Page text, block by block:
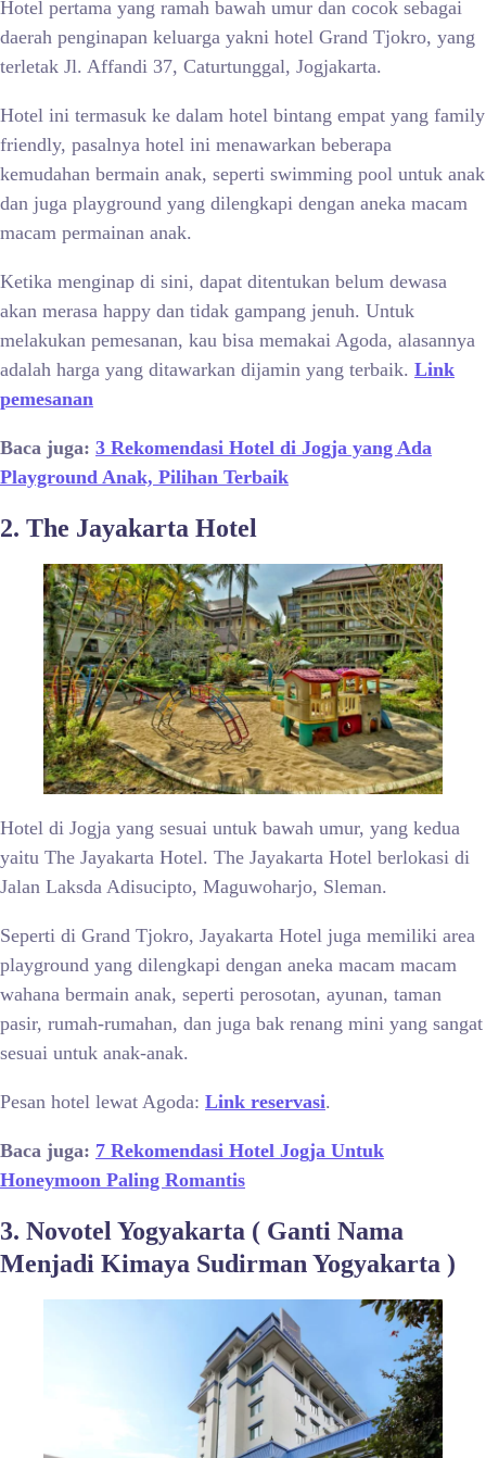
Hotel pertama yang ramah bawah umur dan cocok sebagai
daerah penginapan keluarga yakni hotel Grand Tjokro, yang
terletak Jl. Affandi 37, Caturtunggal, Jogjakarta.
Hotel ini termasuk ke dalam hotel bintang empat yang family
friendly, pasalnya hotel ini menawarkan beberapa
kemudahan bermain anak, seperti swimming pool untuk anak
dan juga playground yang dilengkapi dengan aneka macam
macam permainan anak.
Ketika menginap di sini, dapat ditentukan belum dewasa
akan merasa happy dan tidak gampang jenuh. Untuk
melakukan pemesanan, kau bisa memakai Agoda, alasannya
adalah harga yang ditawarkan dijamin yang terbaik. Link
pemesanan
Baca juga: 3 Rekomendasi Hotel di Jogja yang Ada
Playground Anak, Pilihan Terbaik
2. The Jayakarta Hotel
Hotel di Jogja yang sesuai untuk bawah umur, yang kedua
yaitu The Jayakarta Hotel. The Jayakarta Hotel berlokasi di
Jalan Laksda Adisucipto, Maguwoharjo, Sleman.
Seperti di Grand Tjokro, Jayakarta Hotel juga memiliki area
playground yang dilengkapi dengan aneka macam macam
wahana bermain anak, seperti perosotan, ayunan, taman
pasir, rumah-rumahan, dan juga bak renang mini yang sangat
sesuai untuk anak-anak.
Pesan hotel lewat Agoda: Link reservasi.
Baca juga: 7 Rekomendasi Hotel Jogja Untuk
Honeymoon Paling Romantis
3. Novotel Yogyakarta ( Ganti Nama
Menjadi Kimaya Sudirman Yogyakarta )